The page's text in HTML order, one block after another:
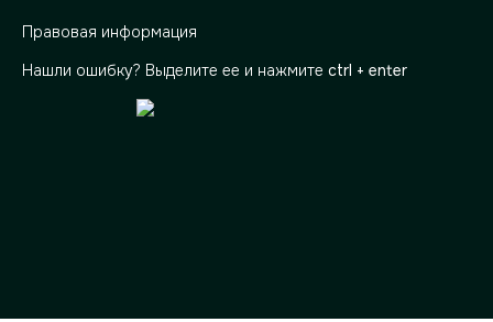
Правовая информация
Нашли ошибку? Выделите ее и нажмите ctrl + enter